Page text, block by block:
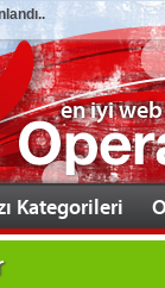
en iyi
Kategorileri